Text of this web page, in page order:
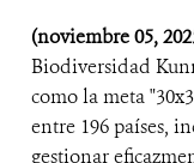
(noviembre 05,
Biodiversidad
como la meta
entre 196 países,
gestionar